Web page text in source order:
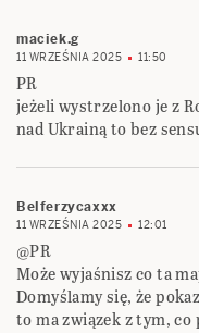
maciek.g
11 WRZEŚNIA 2025 11:50
PR
jeżeli wystrzelono je z
nad Ukrainą to bez
Belferzycaxxx
11 WRZEŚNIA 2025 12:01
@PR
Może wyjaśnisz co ta
Domyślamy się, że
to ma związek z tym, co